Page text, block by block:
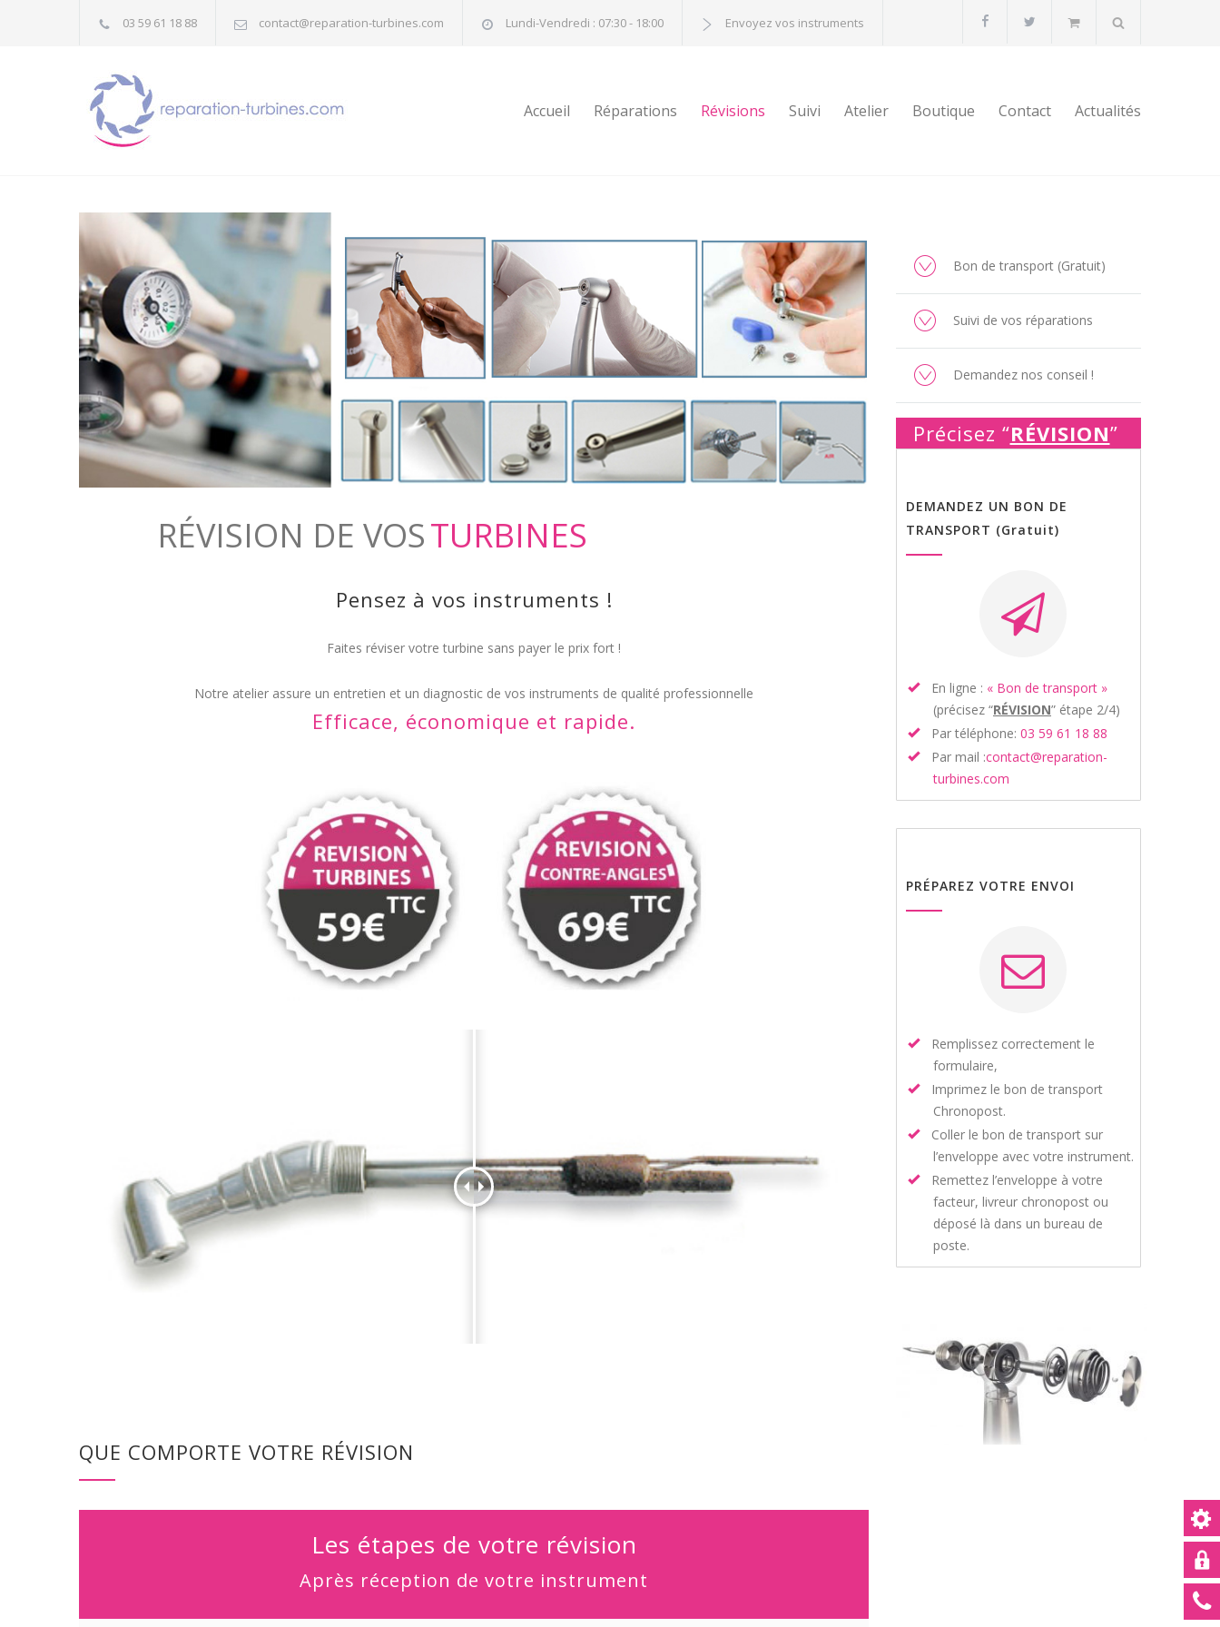
03 59 61 18 88 contact@reparation-turbines.com Lundi-Vendredi : 07:30 - 18:00 Envoyez vos instruments
Accueil Réparations Révisions Suivi Atelier Boutique Contact Actualités
RÉVISION DE VOSCONTRE ANGLES
TURBINES
Pensez à vos instruments !
Faites réviser votre turbine sans payer le prix fort !
Notre atelier assure un entretien et un diagnostic de vos instruments de qualité professionnelle
Efficace, économique et rapide.
QUE COMPORTE VOTRE RÉVISION
Les étapes de votre révision
Après réception de votre instrument
Bon de transport (Gratuit)
Suivi de vos réparations
Demandez nos conseil !
Précisez “RÉVISION”
DEMANDEZ UN BON DE
TRANSPORT (Gratuit)
En ligne : « Bon de transport »
(précisez “RÉVISION” étape 2/4)
Par téléphone: 03 59 61 18 88
Par mail :contact@reparation-
turbines.com
PRÉPAREZ VOTRE ENVOI
Remplissez correctement le
formulaire,
Imprimez le bon de transport
Chronopost.
Coller le bon de transport sur
l’enveloppe avec votre instrument.
Remettez l’enveloppe à votre
facteur, livreur chronopost ou
déposé là dans un bureau de
poste.